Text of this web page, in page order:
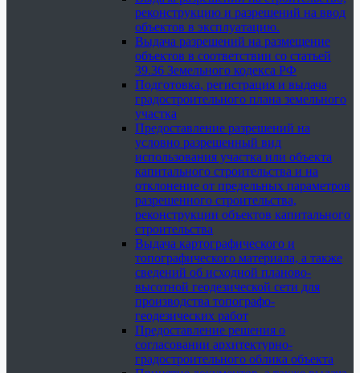
реконструкцию и разрешений на ввод
объектов в эксплуатацию.
Выдача разрешений на размещение
объектов в соответствии со статьей
39.36 Земельного кодекса РФ
Подготовка, регистрация и выдача
градостроительного плана земельного
участка
Предоставление разрешений на
условно разрешенный вид
использования участка или объекта
капитального строительства и на
отклонение от предельных параметров
разрешенного строительства,
реконструкции объектов капитального
строительства
Выдача картографического и
топографического материала, а также
сведений об исходной планово-
высотной геодезической сети для
производства топографо-
геодезических работ
Предоставление решения о
согласовании архитектурно-
градостроительного облика объекта